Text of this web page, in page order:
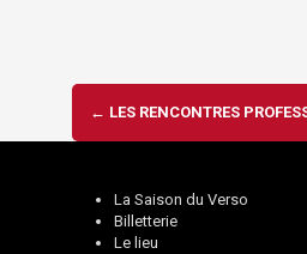
Navigation
d'article
← LES RENCONTRES
La Saison du Verso
Billetterie
Le lieu